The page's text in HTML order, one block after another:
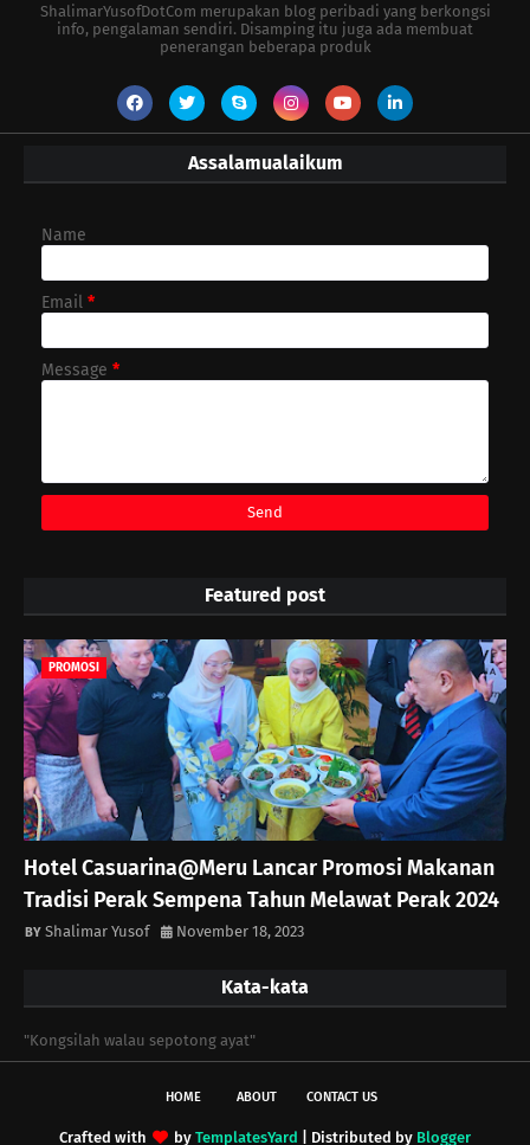
ShalimarYusofDotCom merupakan blog peribadi yang berkongsi
info, pengalaman sendiri. Disamping itu juga ada membuat
penerangan beberapa produk
Assalamualaikum
Name
Email *
Message *
Featured post
PROMOSI
Hotel Casuarina@Meru Lancar Promosi Makanan
Tradisi Perak Sempena Tahun Melawat Perak 2024
Shalimar Yusof November 18, 2023
Kata-kata
"Kongsilah walau sepotong ayat"
HOME ABOUT CONTACT US
Crafted with by TemplatesYard | Distributed by Blogger